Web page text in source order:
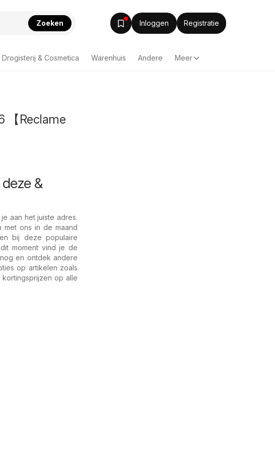
Zoeken Inloggen Registratie
Drogisterij & Cosmetica Warenhuis Andere Meer
【Reclame
&
aan het juiste adres.
met ons in de maand
bij deze populaire
moment vind je de
en ontdek andere
op artikelen zoals
op alle